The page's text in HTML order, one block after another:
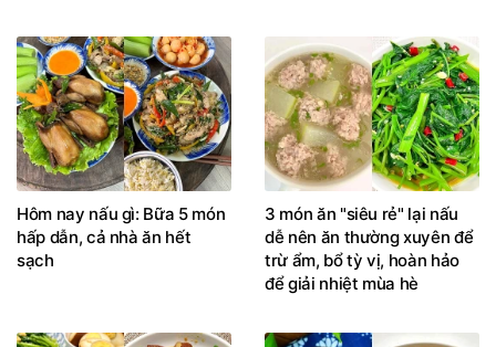
Hôm nay nấu gì: Bữa 5 món
hấp dẫn, cả nhà ăn hết
sạch
3 món ăn "siêu rẻ" lại nấu
dễ nên ăn thường xuyên để
trừ ẩm, bổ tỳ vị, hoàn hảo
để giải nhiệt mùa hè